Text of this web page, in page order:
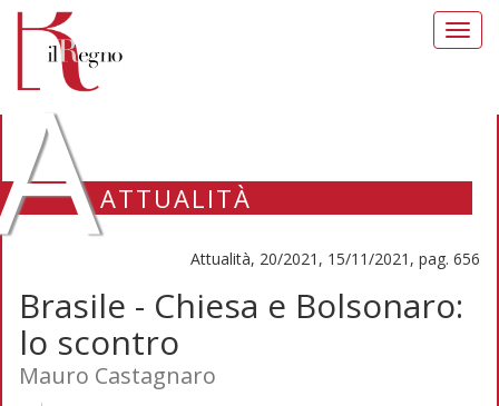
ATTUALITÀ
Attualità, 20/2021, 15/11/2021, pag. 656
Brasile - Chiesa e Bolsonaro:
lo scontro
Mauro Castagnaro